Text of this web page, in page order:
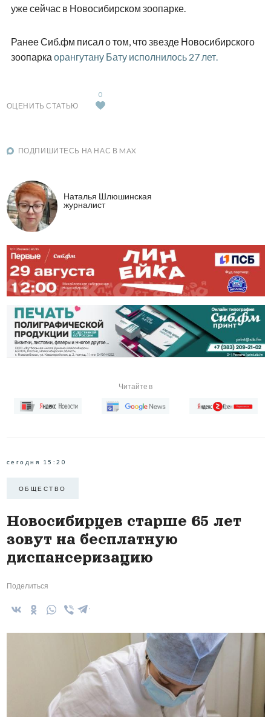
уже сейчас в Новосибирском зоопарке.
Ранее Сиб.фм писал о том, что звезде Новосибирского
зоопарка орангутану Бату исполнилось 27 лет.
ОЦЕНИТЬ СТАТЬЮ
0
ПОДПИШИТЕСЬ НА НАС В MAX
Наталья Шлюшинская
журналист
Читайте в
сегодня 15:20
ОБЩЕСТВО
Новосибирцев старше 65 лет
зовут на бесплатную
диспансеризацию
Поделиться